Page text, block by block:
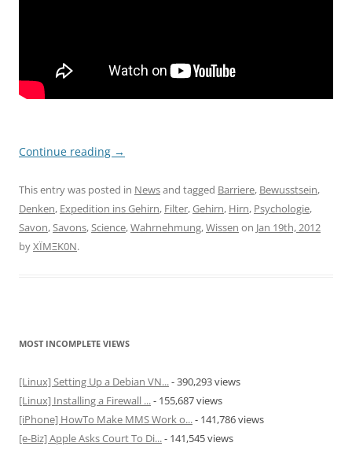
Continue reading →
This entry was posted in Newsand tagged Barriere, Bewusstsein,
Denken, Expedition ins Gehirn, Filter,Gehirn, Hirn, Psychologie,
Savon,Savons,Science,Wahrnehmung,Wissen on Jan 19th, 2012
byXÏMΞK0N.
MOST INCOMPLETE VIEWS
[Linux] Setting Up a Debian VN...- 390,293 views
[Linux] Installing a Firewall ...- 155,687 views
[iPhone] HowTo Make MMS Work o...- 141,786 views
[e-Biz] Apple Asks Court To Di...- 141,545 views